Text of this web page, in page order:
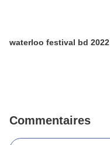
waterloo festival bd 2022
Commentaires